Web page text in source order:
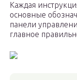
Каждая
основные
панели
главное